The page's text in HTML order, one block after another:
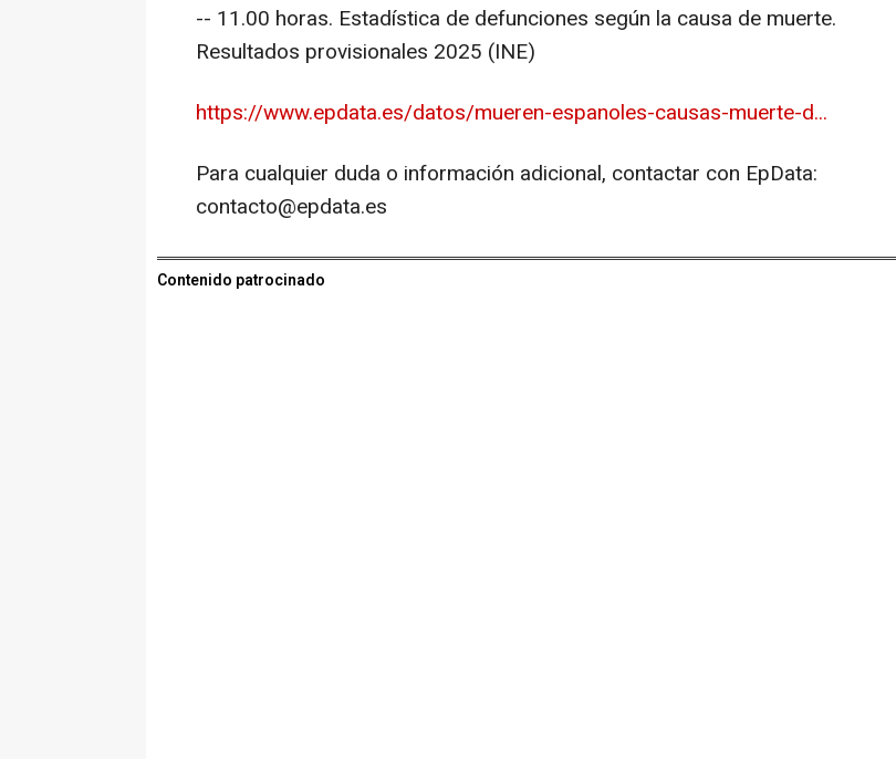
-- 11.00 horas. Estadística de defunciones según la causa de muerte.
Resultados provisionales 2025 (INE)
https://www.epdata.es/datos/mueren-espanoles-causas-muerte-d...
Para cualquier duda o información adicional, contactar con EpData:
contacto@epdata.es
Contenido patrocinado